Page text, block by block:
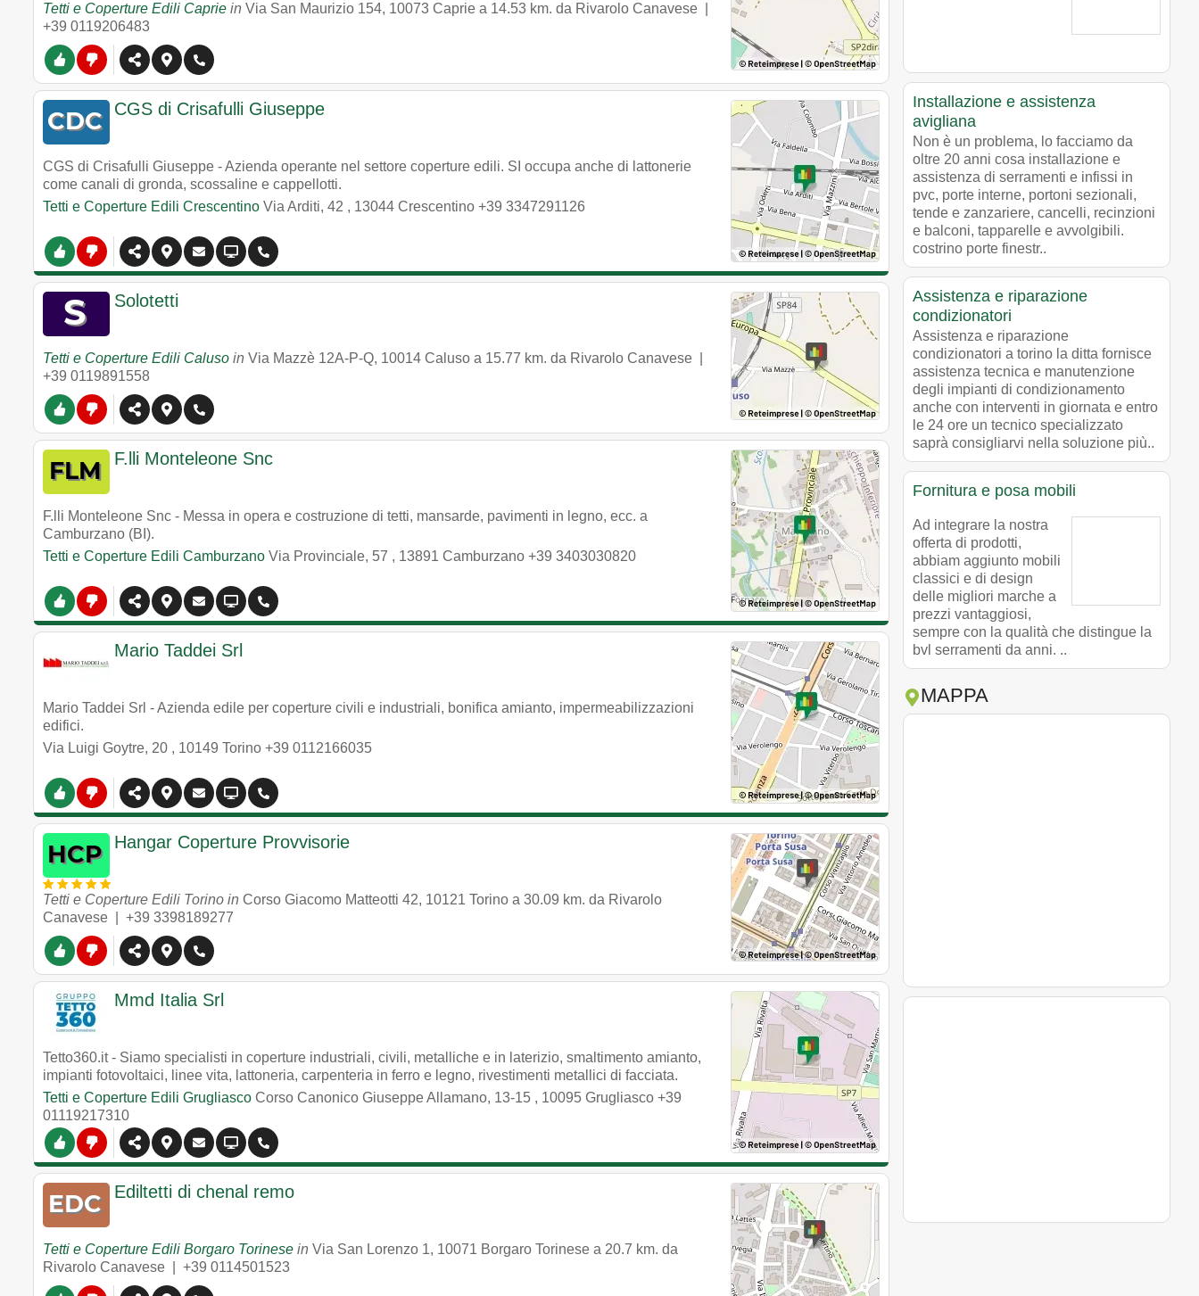
Tetti e Coperture Edili Caprie in Via San Maurizio 154, 10073 Caprie a 14.53 km. da Rivarolo Canavese |
+39 0119206483
CGS di Crisafulli Giuseppe
CGS di Crisafulli Giuseppe - Azienda operante nel settore coperture edili. SI occupa anche di lattonerie
come canali di gronda, scossaline e cappellotti.
Tetti e Coperture Edili Crescentino Via Arditi, 42 , 13044 Crescentino +39 3347291126
Solotetti
Tetti e Coperture Edili Caluso in Via Mazzè 12A-P-Q, 10014 Caluso a 15.77 km. da Rivarolo Canavese |
+39 0119891558
F.lli Monteleone Snc
F.lli Monteleone Snc - Messa in opera e costruzione di tetti, mansarde, pavimenti in legno, ecc. a
Camburzano (BI).
Tetti e Coperture Edili Camburzano Via Provinciale, 57 , 13891 Camburzano +39 3403030820
Mario Taddei Srl
Mario Taddei Srl - Azienda edile per coperture civili e industriali, bonifica amianto, impermeabilizzazioni
edifici.
Via Luigi Goytre, 20 , 10149 Torino +39 0112166035
Hangar Coperture Provvisorie
Tetti e Coperture Edili Torino in Corso Giacomo Matteotti 42, 10121 Torino a 30.09 km. da Rivarolo
Canavese | +39 3398189277
Mmd Italia Srl
Tetto360.it - Siamo specialisti in coperture industriali, civili, metalliche e in laterizio, smaltimento amianto,
impianti fotovoltaici, linee vita, lattoneria, carpenteria in ferro e legno, rivestimenti metallici di facciata.
Tetti e Coperture Edili Grugliasco Corso Canonico Giuseppe Allamano, 13-15 , 10095 Grugliasco +39
01119217310
Ediltetti di chenal remo
Tetti e Coperture Edili Borgaro Torinese in Via San Lorenzo 1, 10071 Borgaro Torinese a 20.7 km. da
Rivarolo Canavese | +39 0114501523
Installazione e assistenza
avigliana
Non è un problema, lo facciamo da
oltre 20 anni cosa installazione e
assistenza di serramenti e infissi in
pvc, porte interne, portoni sezionali,
tende e zanzariere, cancelli, recinzioni
e balconi, tapparelle e avvolgibili.
costrino porte finestr..
Assistenza e riparazione
condizionatori
Assistenza e riparazione
condizionatori a torino la ditta fornisce
assistenza tecnica e manutenzione
degli impianti di condizionamento
anche con interventi in giornata e entro
le 24 ore un tecnico specializzato
saprà consigliarvi nella soluzione più..
Fornitura e posa mobili
Ad integrare la nostra
offerta di prodotti,
abbiam aggiunto mobili
classici e di design
delle migliori marche a
prezzi vantaggiosi,
sempre con la qualità che distingue la
bvl serramenti da anni. ..
MAPPA